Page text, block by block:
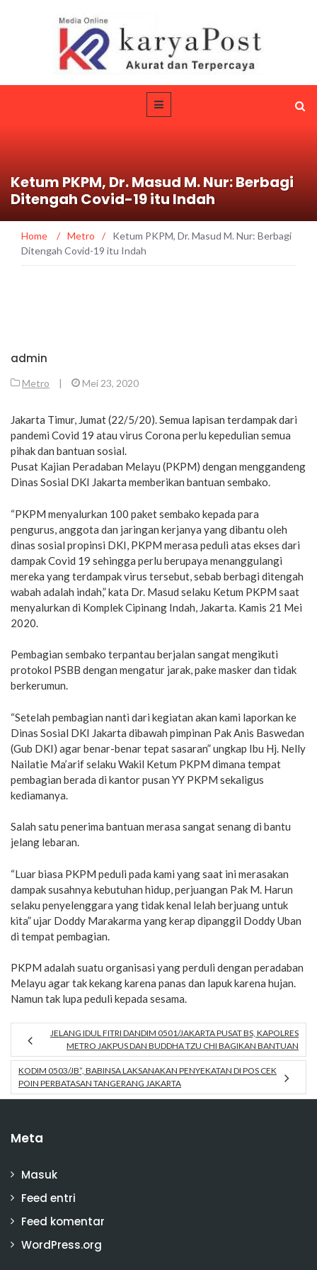
Ketum PKPM, Dr. Masud M. Nur: Berbagi
Ditengah Covid-19 itu Indah
Home / Metro /
Ketum PKPM, Dr. Masud M. Nur: Berbagi
Ditengah Covid-19 itu Indah
admin
Metro | Mei 23, 2020
Jakarta Timur, Jumat (22/5/20). Semua lapisan terdampak dari
pandemi Covid 19 atau virus Corona perlu kepedulian semua
pihak dan bantuan sosial.
Pusat Kajian Peradaban Melayu (PKPM) dengan menggandeng
Dinas Sosial DKI Jakarta memberikan bantuan sembako.
“PKPM menyalurkan 100 paket sembako kepada para
pengurus, anggota dan jaringan kerjanya yang dibantu oleh
dinas sosial propinsi DKI, PKPM merasa peduli atas ekses dari
dampak Covid 19 sehingga perlu berupaya menanggulangi
mereka yang terdampak virus tersebut, sebab berbagi ditengah
wabah adalah indah,” kata Dr. Masud selaku Ketum PKPM saat
menyalurkan di Komplek Cipinang Indah, Jakarta. Kamis 21 Mei
2020.
Pembagian sembako terpantau berjalan sangat mengikuti
protokol PSBB dengan mengatur jarak, pake masker dan tidak
berkerumun.
“Setelah pembagian nanti dari kegiatan akan kami laporkan ke
Dinas Sosial DKI Jakarta dibawah pimpinan Pak Anis Baswedan
(Gub DKI) agar benar-benar tepat sasaran” ungkap Ibu Hj. Nelly
Nailatie Ma’arif selaku Wakil Ketum PKPM dimana tempat
pembagian berada di kantor pusan YY PKPM sekaligus
kediamanya.
Salah satu penerima bantuan merasa sangat senang di bantu
jelang lebaran.
“Luar biasa PKPM peduli pada kami yang saat ini merasakan
dampak susahnya kebutuhan hidup, perjuangan Pak M. Harun
selaku penyelenggara yang tidak kenal lelah berjuang untuk
kita” ujar Doddy Marakarma yang kerap dipanggil Doddy Uban
di tempat pembagian.
PKPM adalah suatu organisasi yang perduli dengan peradaban
Melayu agar tak kekang karena panas dan lapuk karena hujan.
Namun tak lupa peduli kepada sesama.
JELANG IDUL FITRI DANDIM 0501/JAKARTA PUSAT BS, KAPOLRES
METRO JAKPUS DAN BUDDHA TZU CHI BAGIKAN BANTUAN
KODIM 0503/JB”, BABINSA LAKSANAKAN PENYEKATAN DI POS CEK
POIN PERBATASAN TANGERANG JAKARTA
Meta
Masuk
Feed entri
Feed komentar
WordPress.org